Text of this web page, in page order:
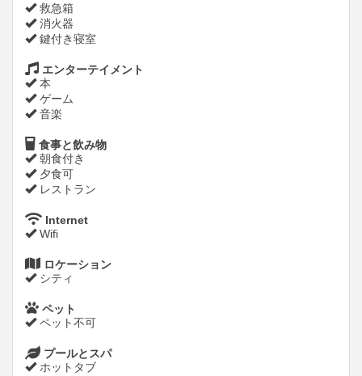
救急箱
消火器
鍵付き寝室
エンターテイメント
本
ゲーム
音楽
食事と飲み物
朝食付き
夕食可
レストラン
Internet
Wifi
ロケーション
シティ
ペット
ペット不可
プールとスパ
ホットタブ